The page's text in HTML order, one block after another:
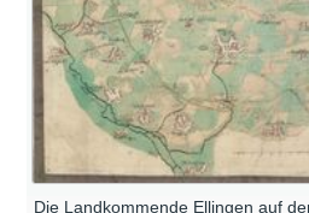
Die Landkommende Ellingen auf